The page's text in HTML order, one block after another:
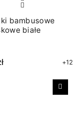
bambusowe
białe
+12